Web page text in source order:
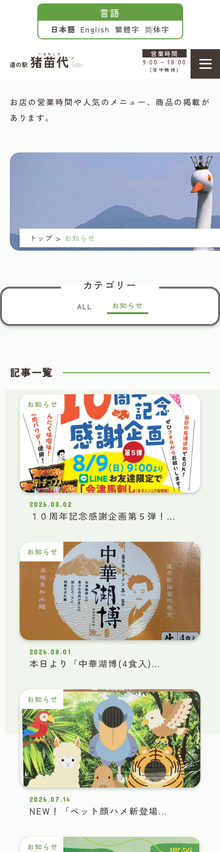
言語
简体字
繁體字
English
日本語
営業時間
9:00 ~ 18:00
(年中無休)
NEWS
お店の営業時間や人気のメニュー、商品の掲載が
あります。
トップ > お知らせ
カテゴリー
ALL お知らせ
記事一覧
2026.08.02
１０周年記念感謝企画第５弾！…
お知らせ
2026.08.01
本日より「中華湖博(4食入)…
お知らせ
2026.07.14
NEW！「ペット顔ハメ新登場…
お知らせ
お知らせ